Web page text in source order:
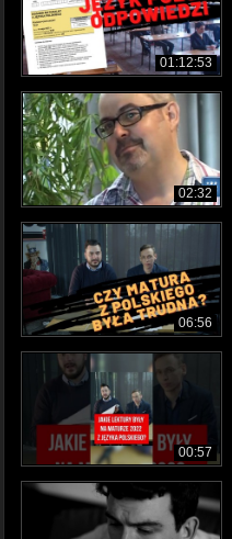
01:12:53
02:32
06:56
00:57